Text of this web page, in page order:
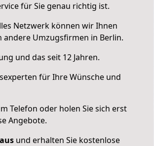
für Sie genau richtig ist.
Netzwerk können wir Ihnen
Umzugsfirmen in Berlin.
und das seit 12 Jahren.
für Ihre Wünsche und
Telefon oder holen Sie sich erst
Angebote.
und erhalten Sie kostenlose